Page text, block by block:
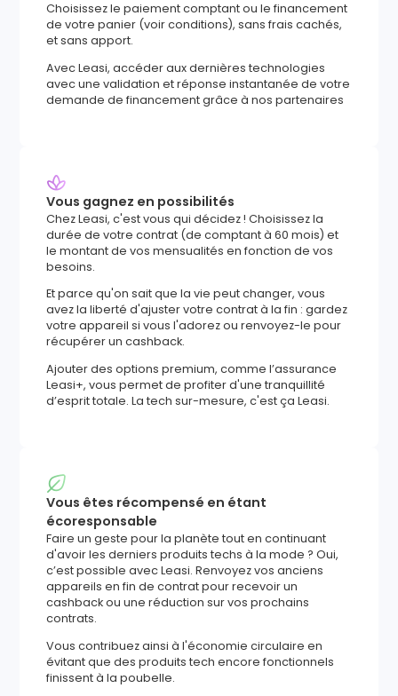
Choisissez le paiement comptant ou le financement
de votre panier (voir conditions), sans frais cachés,
et sans apport.
Avec Leasi, accéder aux dernières technologies
avec une validation et réponse instantanée de votre
demande de financement grâce à nos partenaires
Vous gagnez en possibilités
Chez Leasi, c'est vous qui décidez ! Choisissez la
durée de votre contrat (de comptant à 60 mois) et
le montant de vos mensualités en fonction de vos
besoins.
Et parce qu'on sait que la vie peut changer, vous
avez la liberté d'ajuster votre contrat à la fin : gardez
votre appareil si vous l'adorez ou renvoyez-le pour
récupérer un cashback.
Ajouter des options premium, comme l’assurance
Leasi+, vous permet de profiter d'une tranquillité
d’esprit totale. La tech sur-mesure, c'est ça Leasi.
Vous êtes récompensé en étant
écoresponsable
Faire un geste pour la planète tout en continuant
d'avoir les derniers produits techs à la mode ? Oui,
c’est possible avec Leasi. Renvoyez vos anciens
appareils en fin de contrat pour recevoir un
cashback ou une réduction sur vos prochains
contrats.
Vous contribuez ainsi à l'économie circulaire en
évitant que des produits tech encore fonctionnels
finissent à la poubelle.